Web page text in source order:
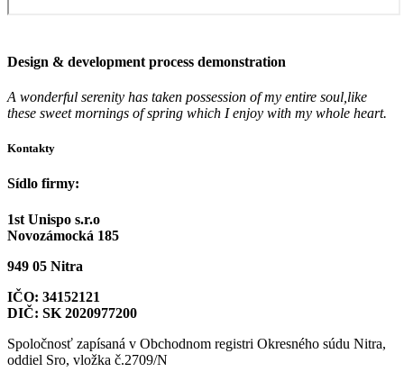
Design & development process demonstration
A wonderful serenity has taken possession of my entire soul,like
these sweet mornings of spring which I enjoy with my whole heart.
Kontakty
Sídlo firmy:
1st Unispo s.r.o
Novozámocká 185
949 05 Nitra
IČO: 34152121
DIČ: SK 2020977200
Spoločnosť zapísaná v Obchodnom registri Okresného súdu Nitra,
oddiel Sro, vložka č.2709/N